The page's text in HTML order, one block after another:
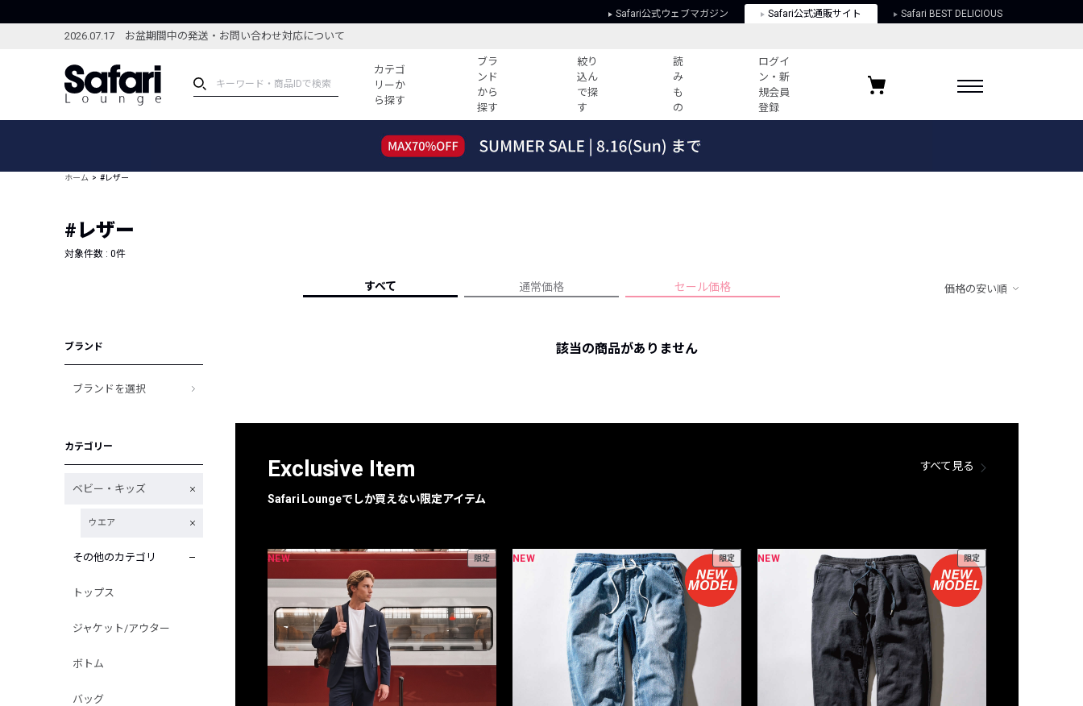
Safari公式ウェブマガジン Safari公式通販サイト Safari BEST DELICIOUS
2026.07.17 お盆期間中の発送・お問い合わせ対応について
カテゴ
リーか
ら探す
ブラ
ンド
から
探す
絞り
込ん
で探
す
読
み
も
の
ログイ
ン・新
規会員
登録
ブランドから探す
新着アイテム
編集部のおすすめアイテム
すべての記事
人気記事ランキング
フォーカスブランド
プライバシーポリシー
お気に入りブランド
ホーム #レザー
#レザー
対象件数 : 0件
すべて 通常価格 セール価格 価格の安い順
ブランド
ブランドを選択
カテゴリー
ベビー・キッズ
ウエア
その他のカテゴリ
トップス
ジャケット/アウター
ボトム
バッグ
該当の商品がありません
Exclusive Item
Safari Loungeでしか買えない限定アイテム
すべて見る
NEW 限定 NEW 限定 NEW 限定